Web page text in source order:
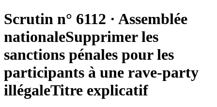
Scrutin n° 6112 · Assemblée
nationaleSupprimer les
sanctions pénales pour les
participants à une rave-party
illégaleTitre explicatif